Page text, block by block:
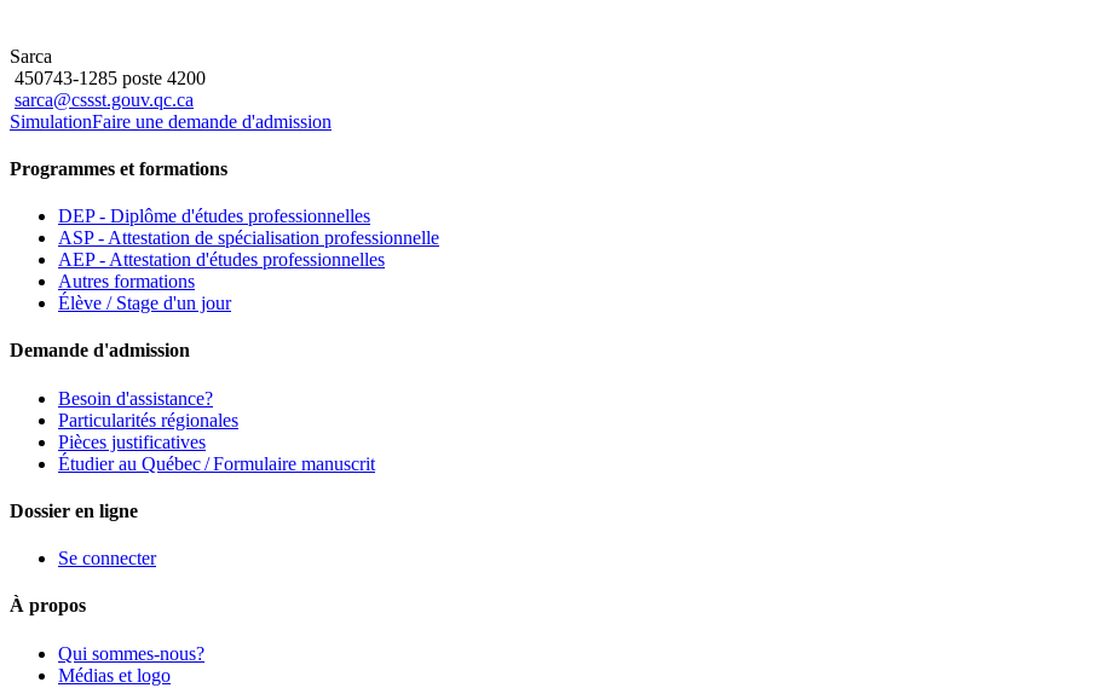
Sarca
450743-1285 poste 4200
sarca@cssst.gouv.qc.ca
SimulationFaire une demande d'admission
Programmes et formations
DEP - Diplôme d'études professionnelles
ASP - Attestation de spécialisation professionnelle
AEP - Attestation d'études professionnelles
Autres formations
Élève / Stage d'un jour
Demande d'admission
Besoin d'assistance?
Particularités régionales
Pièces justificatives
Étudier au Québec / Formulaire manuscrit
Dossier en ligne
Se connecter
À propos
Qui sommes-nous?
Médias et logo